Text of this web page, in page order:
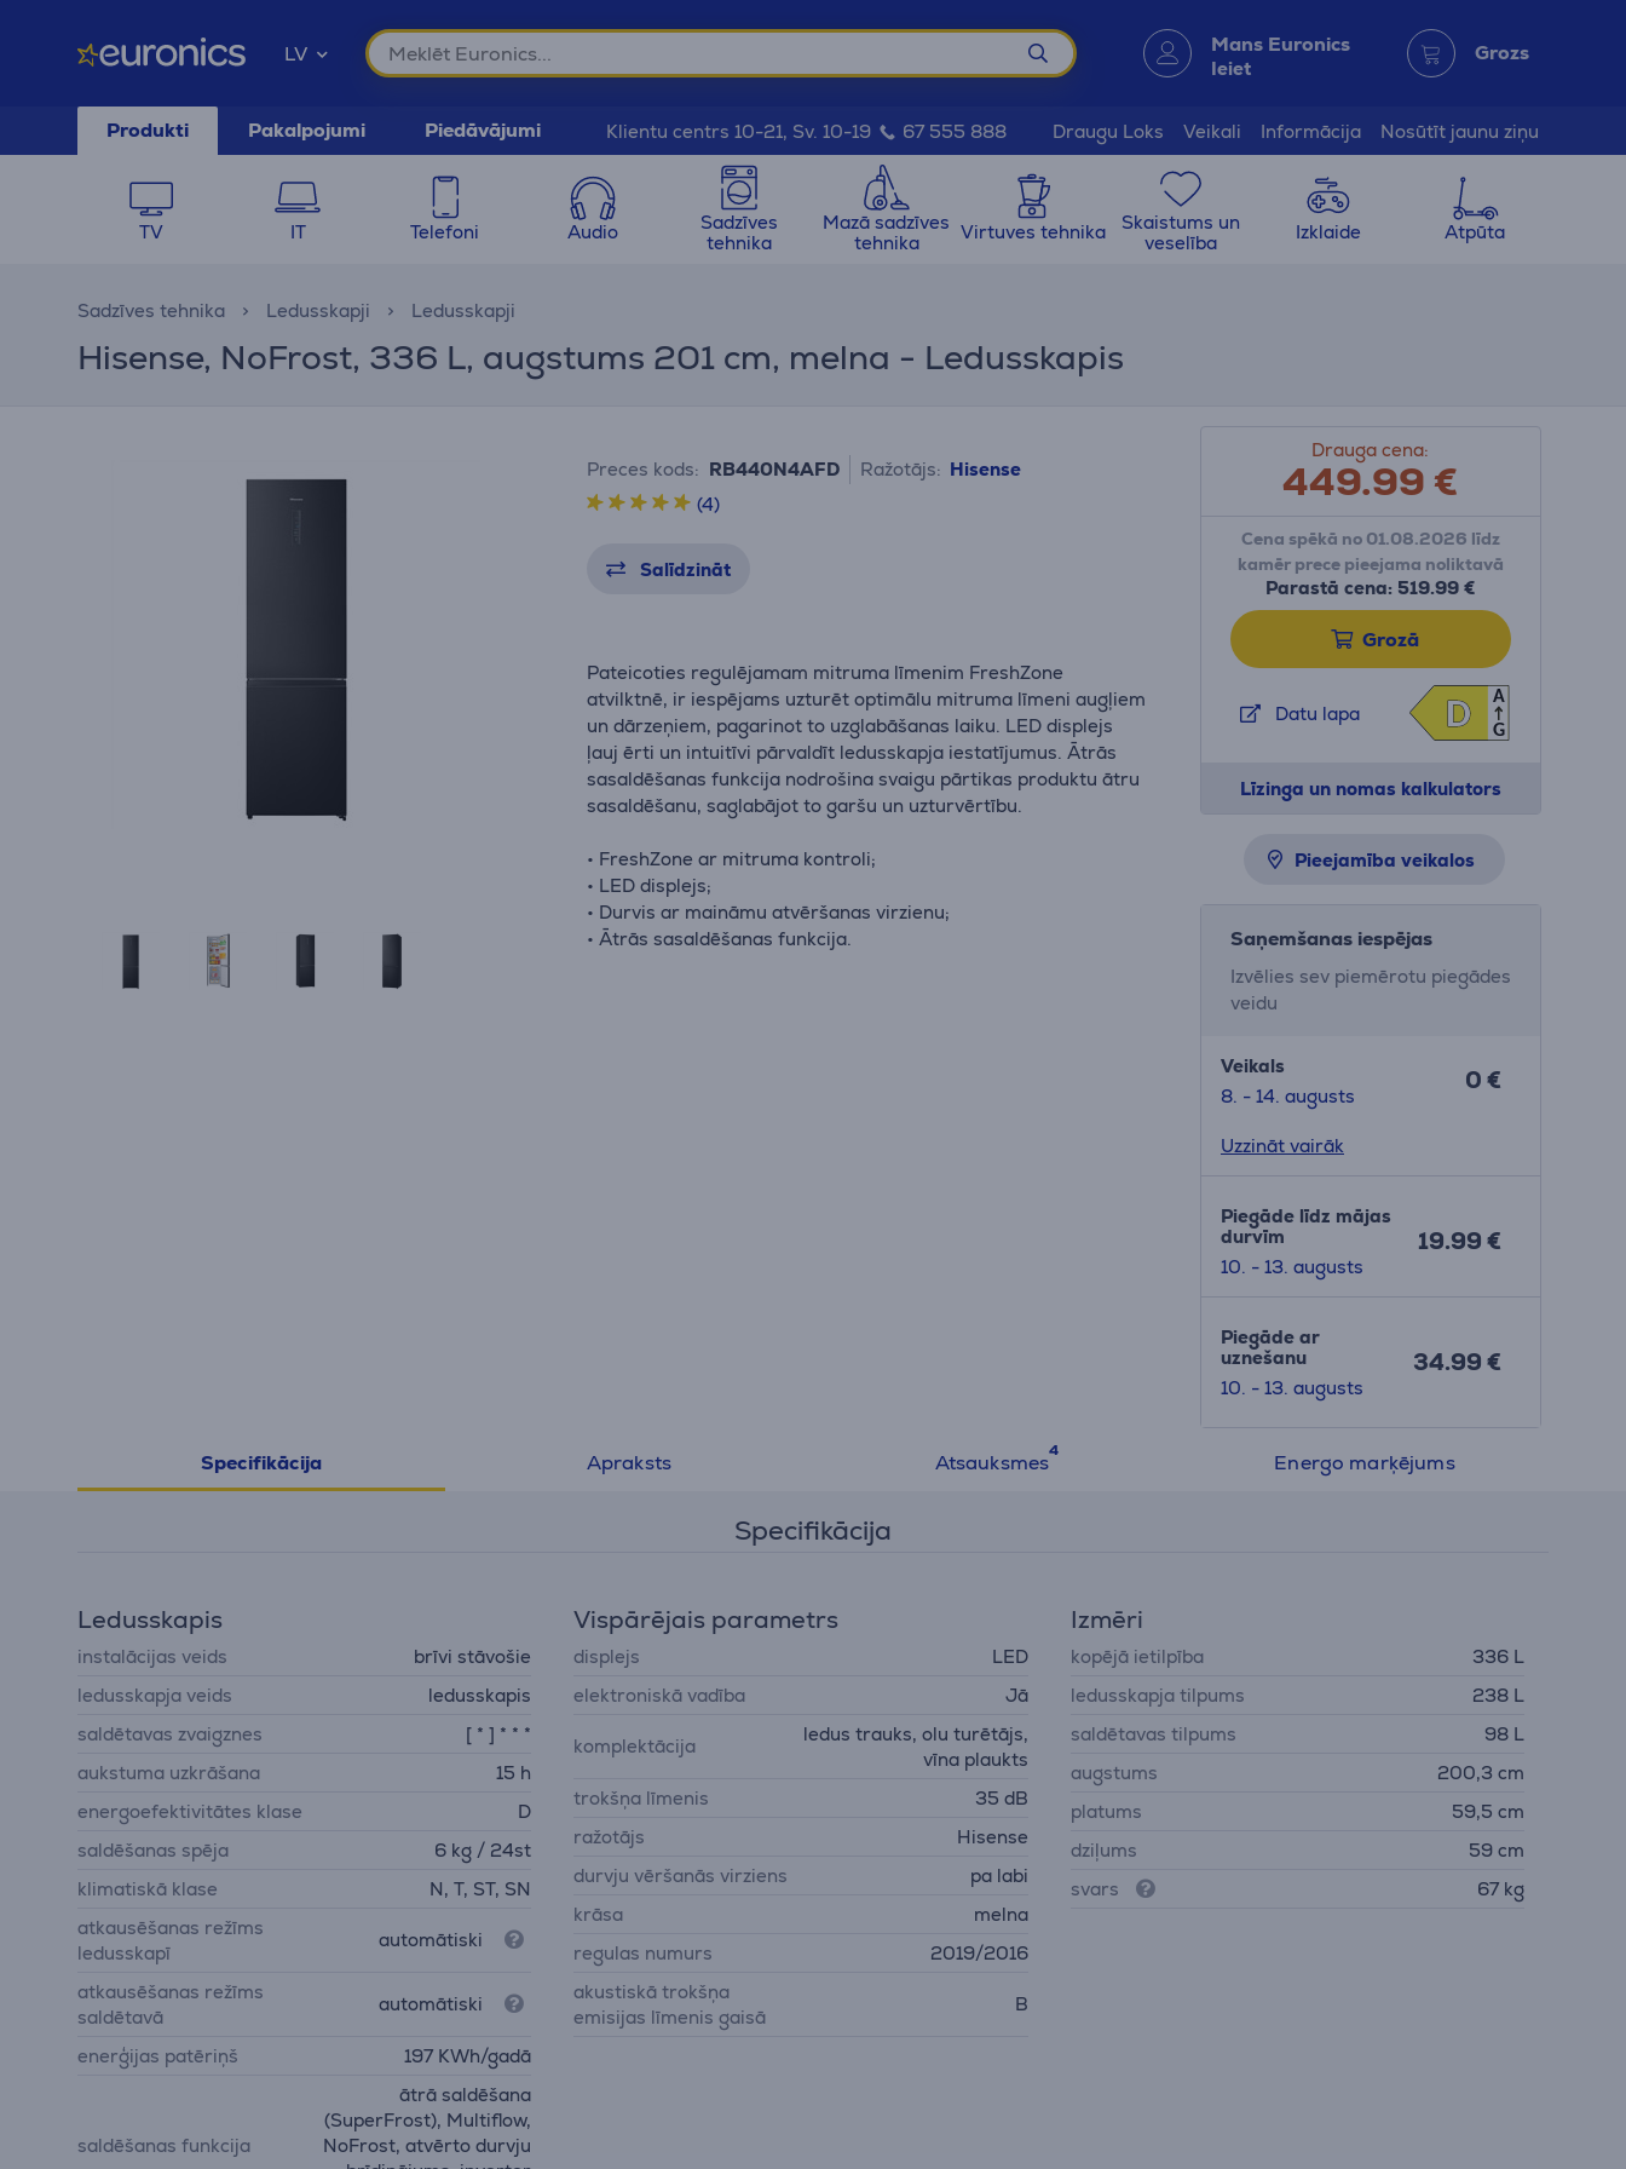
LV Mans Euronics
Ieiet
Grozs
Produkti Pakalpojumi Piedāvājumi Klientu centrs 10-21, Sv. 10-19 67 555 888 Draugu Loks Veikali Informācija Nosūtīt jaunu ziņu
TV IT Telefoni Audio
Sadzīves
tehnika
Mazā sadzīves
tehnika
Virtuves tehnika
Skaistums un
veselība
Izklaide Atpūta
Sadzīves tehnika Ledusskapji Ledusskapji
Hisense, NoFrost, 336 L, augstums 201 cm, melna - Ledusskapis
Preces kods: RB440N4AFD Ražotājs: Hisense
(4)
Salīdzināt
Pateicoties regulējamam mitruma līmenim FreshZone
atvilktnē, ir iespējams uzturēt optimālu mitruma līmeni augļiem
un dārzeņiem, pagarinot to uzglabāšanas laiku. LED displejs
ļauj ērti un intuitīvi pārvaldīt ledusskapja iestatījumus. Ātrās
sasaldēšanas funkcija nodrošina svaigu pārtikas produktu ātru
sasaldēšanu, saglabājot to garšu un uzturvērtību.
• FreshZone ar mitruma kontroli;
• LED displejs;
• Durvis ar maināmu atvēršanas virzienu;
• Ātrās sasaldēšanas funkcija.
Drauga cena:
449.99€
Cena spēkā no 01.08.2026 līdz
kamēr prece pieejama noliktavā
Parastā cena: 519.99 €
Grozā
Datu lapa D
D A
G
Līzinga un nomas kalkulators
Pieejamība veikalos
Saņemšanas iespējas
Izvēlies sev piemērotu piegādes
veidu
Veikals
8. - 14. augusts
0 €
Uzzināt vairāk
Piegāde līdz mājas
durvīm
10. - 13. augusts
19.99 €
Piegāde ar
uznešanu
10. - 13. augusts
34.99 €
Specifikācija Apraksts Atsauksmes Energo marķējums
Specifikācija
Ledusskapis
instalācijas veids
brīvi stāvošie
ledusskapja veids
ledusskapis
saldētavas zvaigznes
[ * ] * * *
aukstuma uzkrāšana
15 h
energoefektivitātes klase
D
saldēšanas spēja
6 kg / 24st
klimatiskā klase
N, T, ST, SN
atkausēšanas režīms
ledusskapī
automātiski
atkausēšanas režīms
saldētavā
automātiski
enerģijas patēriņš 197 KWh/gadā
saldēšanas funkcija
ātrā saldēšana
(SuperFrost), Multiflow,
NoFrost, atvērto durvju
Vispārējais parametrs
displejs
LED
elektroniskā vadība
Jā
komplektācija
ledus trauks, olu turētājs,
vīna plaukts
trokšņa līmenis
35 dB
ražotājs
Hisense
durvju vēršanās virziens
pa labi
krāsa
melna
regulas numurs
2019/2016
akustiskā trokšņa
emisijas līmenis gaisā
B
Izmēri
kopējā ietilpība
336 L
ledusskapja tilpums
238 L
saldētavas tilpums
98 L
augstums
200,3 cm
platums
59,5 cm
dziļums
59 cm
svars
67 kg